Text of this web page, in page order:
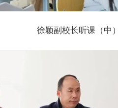
徐颖副校长听课（中